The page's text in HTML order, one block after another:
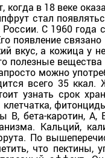
в 18 веке
стал
С 1960 года
появление
вкус, а кожица у
полезные
можно
всего 35 ккал.
узнать срок
бета-каротин, А,
Кальций,
По
что пектины,